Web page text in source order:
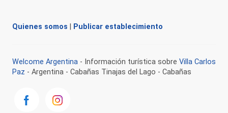
Quienes somos Publicar establecimiento
Welcome Argentina - Información turística sobre Villa Carlos
Paz - Argentina - Cabañas Tinajas del Lago - Cabañas